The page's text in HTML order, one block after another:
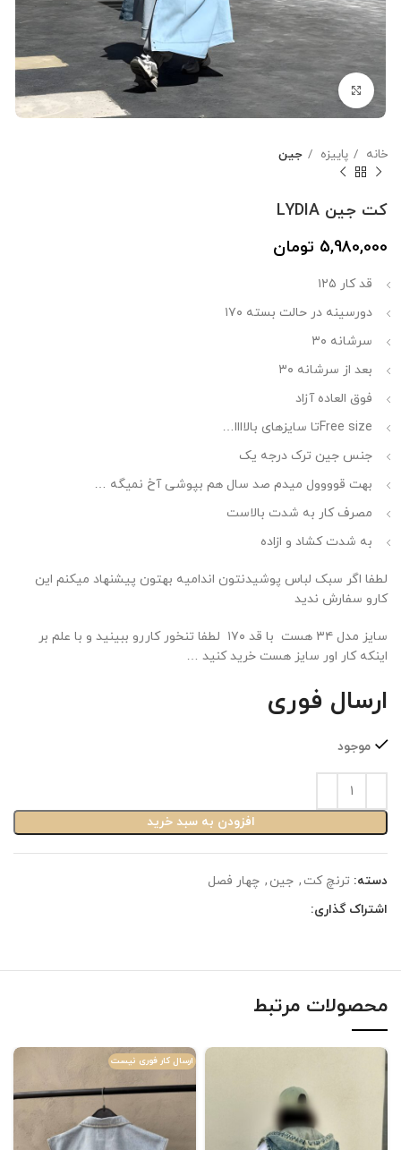
بزرگنمایی تصویر
خانه پاییزه جین
کت جین LYDIA
5,980,000 تومان
قد کار ۱۲۵
دورسینه در حالت بسته ۱۷۰
سرشانه ۳۰
بعد از سرشانه ۳۰
فوق العاده آزاد
Free sizeتا سایزهای بالاااا…
جنس جین ترک درجه یک
بهت قوووول میدم صد سال هم بپوشی آخ نمیگه …
مصرف کار به شدت بالاست
به شدت کشاد و ازاده
لطفا اگر سبک لباس پوشیدنتون اندامیه بهتون پیشنهاد میکنم این
کارو سفارش ندید
سایز مدل ۳۴ هست با قد ۱۷۰
لطفا تنخور کاررو ببینید و با علم بر
اینکه کار اور سایز هست خرید کنید …
ارسال فوری
موجود
افزودن به سبد خرید
دسته: ترنچ کت , جین , چهار فصل
اشتراک گذاری:
محصولات مرتبط
ارسال کار فوری نیست